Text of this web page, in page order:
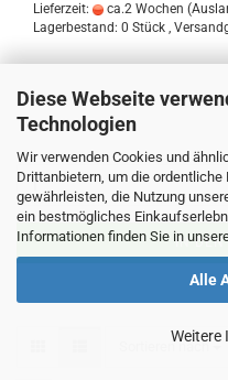
Diese Webseite
Technologien
Wir verwenden Cookies und
Drittanbietern, um die
gewährleisten, die Nutzung
ein bestmögliches
Informationen finden Sie in
Alle
Weitere
Lieferzeit: ca.2 Wochen
Lagerbestand: 0 Stück ,
IN DEN
Sortieren nach
Sortieren nach